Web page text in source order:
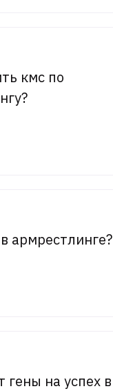
кмс по
армрестлинге?
гены на успех в